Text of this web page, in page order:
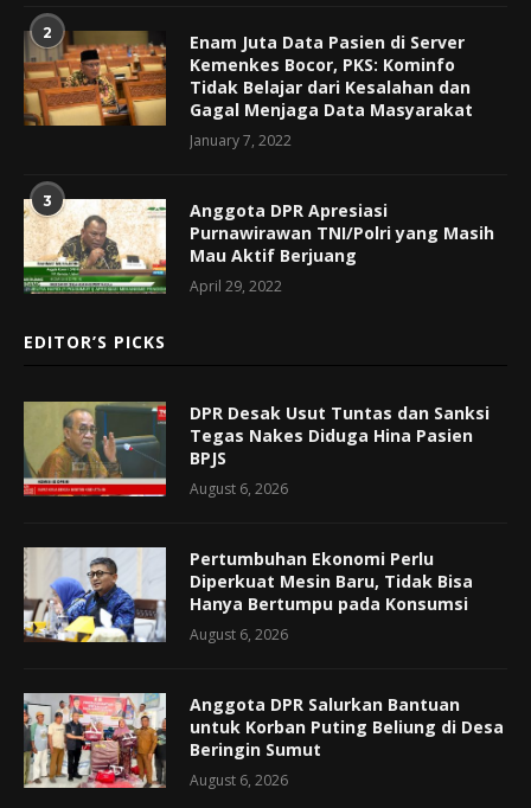
2
Enam Juta Data Pasien di Server
Kemenkes Bocor, PKS: Kominfo
Tidak Belajar dari Kesalahan dan
Gagal Menjaga Data Masyarakat
January 7, 2022
3
Anggota DPR Apresiasi
Purnawirawan TNI/Polri yang Masih
Mau Aktif Berjuang
April 29, 2022
EDITOR’S PICKS
DPR Desak Usut Tuntas dan Sanksi
Tegas Nakes Diduga Hina Pasien
BPJS
August 6, 2026
Pertumbuhan Ekonomi Perlu
Diperkuat Mesin Baru, Tidak Bisa
Hanya Bertumpu pada Konsumsi
August 6, 2026
Anggota DPR Salurkan Bantuan
untuk Korban Puting Beliung di Desa
Beringin Sumut
August 6, 2026